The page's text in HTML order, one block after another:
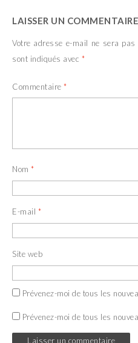
LAISSER UN COMMENTAIRE
Votre adresse e-mail ne sera pas
sont indiqués avec *
Commentaire *
Nom *
E-mail *
Site web
Prévenez-moi de tous les
Prévenez-moi de tous les